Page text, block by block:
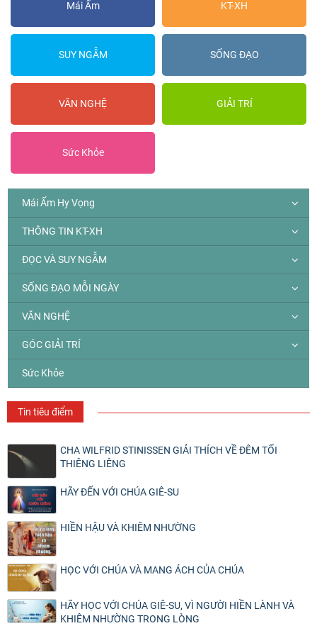
Mái Ấm KT-XH
SUY NGẪM SỐNG ĐẠO
VĂN NGHỆ GIẢI TRÍ
Sức Khỏe
Mái Ấm Hy Vọng
THÔNG TIN KT-XH
ĐỌC VÀ SUY NGẪM
SỐNG ĐẠO MỖI NGÀY
VĂN NGHỆ
GÓC GIẢI TRÍ
Sức Khỏe
Tin tiêu điểm
CHA WILFRID STINISSEN GIẢI THÍCH VỀ ĐÊM TỐI
THIÊNG LIÊNG
HÃY ĐẾN VỚI CHÚA GIÊ-SU
HIỀN HẬU VÀ KHIÊM NHƯỜNG
HỌC VỚI CHÚA VÀ MANG ÁCH CỦA CHÚA
HÃY HỌC VỚI CHÚA GIÊ-SU, VÌ NGƯỜI HIỀN LÀNH VÀ
KHIÊM NHƯỜNG TRONG LÒNG